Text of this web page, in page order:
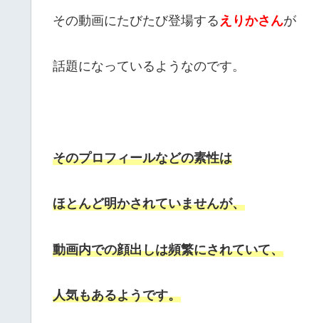
その動画にたびたび登場する えりかさんが
話題になっているようなのです。
そのプロフィールなどの素性は
ほとんど明かされていませんが、
動画内での顔出しは頻繁にされていて、
人気もあるようです。